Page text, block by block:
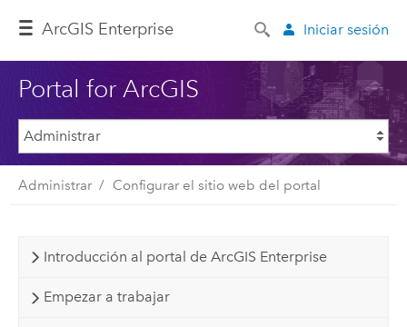
ArcGIS Enterprise Iniciar sesión
Portal for ArcGIS
Administrar Configurar el sitio web del portal
Introducción al portal de ArcGIS Enterprise
Empezar a trabajar